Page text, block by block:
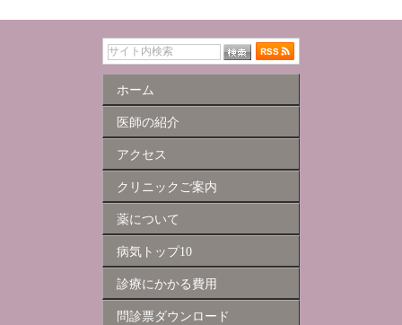
ホーム
医師の紹介
アクセス
クリニックご案内
薬について
病気トップ10
診療にかかる費用
問診票ダウンロード